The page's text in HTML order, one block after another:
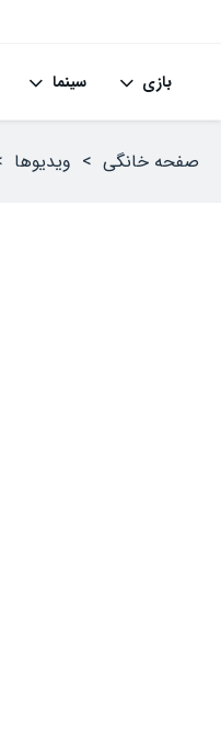
بازی سینما
صفحه خانگی > ویدیوها